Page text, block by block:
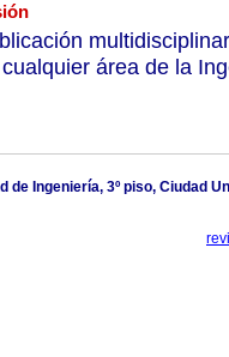
área de la
de Ingeniería, 3º piso, Ciudad